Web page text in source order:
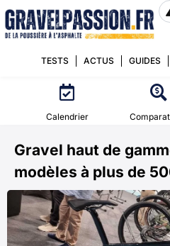
TESTS ACTUS GUIDES
Calendrier
Gravel haut de
modèles à plus de